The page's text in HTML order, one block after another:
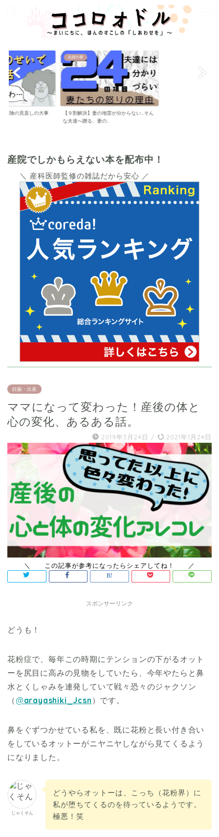
保険の見直しの大事
夫婦の事
【９割解決】妻の地雷が分からない…そん
な夫達へ贈る、妻の...
産院でしかもらえない本を配布中！
＼ 産科医師監修の雑誌だから安心 ／
妊娠・出産
ママになって変わった！産後の体と
心の変化、あるある話。
2019年3月24日 / 2021年1月24日
スポンサーリンク
どうも！
花粉症で、毎年この時期にテンションの下がるオット
ーを尻目に高みの見物をしていたら、今年やたらと鼻
水とくしゃみを連発していて戦々恐々のジャクソン
（ @arayashiki_Jcsn ）です。
鼻をぐずつかせている私を、既に花粉と長い付き合い
をしているオットーがニヤニヤしながら見てくるよう
になりました。
じゃくそん
どうやらオットーは、こっち（花粉界）に
私が堕ちてくるのを待っているようです。
極悪！笑